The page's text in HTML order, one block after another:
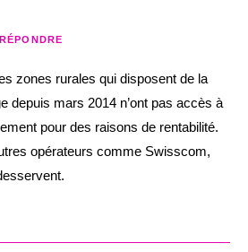
RÉPONDRE
zones rurales qui disposent de la
depuis mars 2014 n’ont pas accès à
pour des raisons de rentabilité.
opérateurs comme Swisscom,